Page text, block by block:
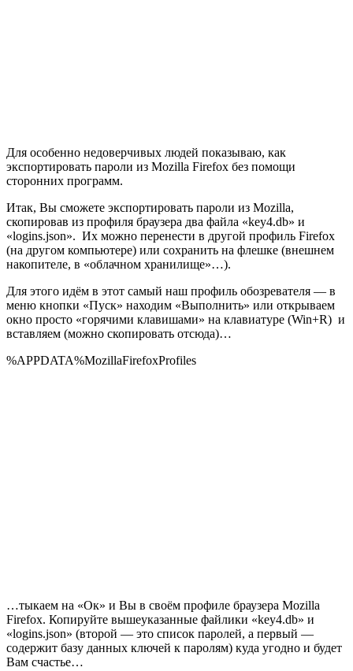
Для особенно недоверчивых людей показываю, как
экспортировать пароли из Mozilla Firefox без помощи
сторонних программ.
Итак, Вы сможете экспортировать пароли из Mozilla,
скопировав из профиля браузера два файла «key4.db» и
«logins.json». Их можно перенести в другой профиль Firefox
(на другом компьютере) или сохранить на флешке (внешнем
накопителе, в «облачном хранилище»…).
Для этого идём в этот самый наш профиль обозревателя — в
меню кнопки «Пуск» находим «Выполнить» или открываем
окно просто «горячими клавишами» на клавиатуре (Win+R) и
вставляем (можно скопировать отсюда)…
%APPDATA%MozillaFirefoxProfiles
…тыкаем на «Ок» и Вы в своём профиле браузера Mozilla
Firefox. Копируйте вышеуказанные файлики «key4.db» и
«logins.json» (второй — это список паролей, а первый —
содержит базу данных ключей к паролям) куда угодно и будет
Вам счастье…